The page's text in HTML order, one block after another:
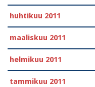
huhtikuu 2011
maaliskuu 2011
helmikuu 2011
tammikuu 2011